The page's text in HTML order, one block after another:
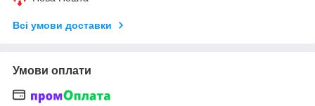
Всі умови доставки
Умови оплати